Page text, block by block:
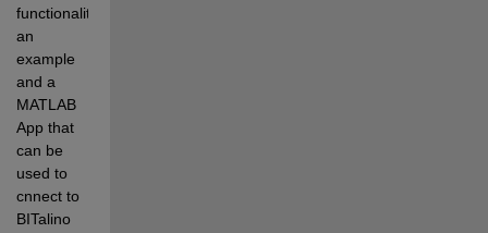
functionality,
an
example
and a
MATLAB
App that
can be
used to
cnnect to
BITalino